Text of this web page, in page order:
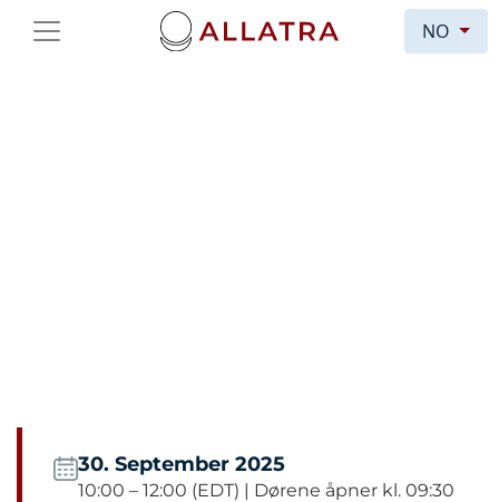
NO
30. September 2025
10:00 – 12:00 (EDT) | Dørene åpner kl. 09:30